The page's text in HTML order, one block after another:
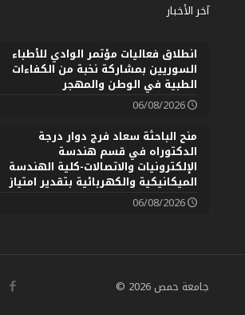
آخر الأخبار
انطلاق فعاليات مؤتمر الوادي للأطباء
السوريين بمشاركة نخبة من الكفاءات
الطبية في الوطن والمهجر
06/08/2026
منح الباحثة سعاد فرج دوار درجة
الدكتوراه في قسم هندسة
الإلكترونيات والاتصالات-كلية الهندسة
الميكانيكية والكهربائية بتقدير امتياز
06/08/2026
جامعة حمص 2026 ©